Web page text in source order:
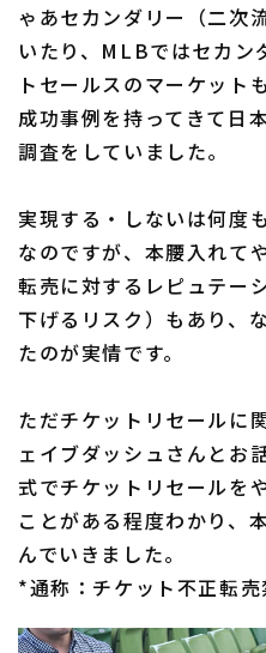
ゃあセカンダリー（二次
いたり、MLBではセカン
トセールスのマーケット
成功事例を持ってきて日
調査をしていました。
実現する・しないは何度
なのですが、本腰入れて
転売に対するレピュテー
下げるリスク）もあり、
たのが実情です。
ただチケットリセールに
ェイブダッシュさんとお
式でチケットリセールを
ことがある程度わかり、
んでいきました。
*通称：チケット不正転売